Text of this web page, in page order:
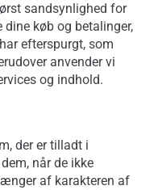
sandsynlighed for
køb og betalinger,
efterspurgt, som
anvender vi
og indhold.
der er tilladt i
når de ikke
af karakteren af